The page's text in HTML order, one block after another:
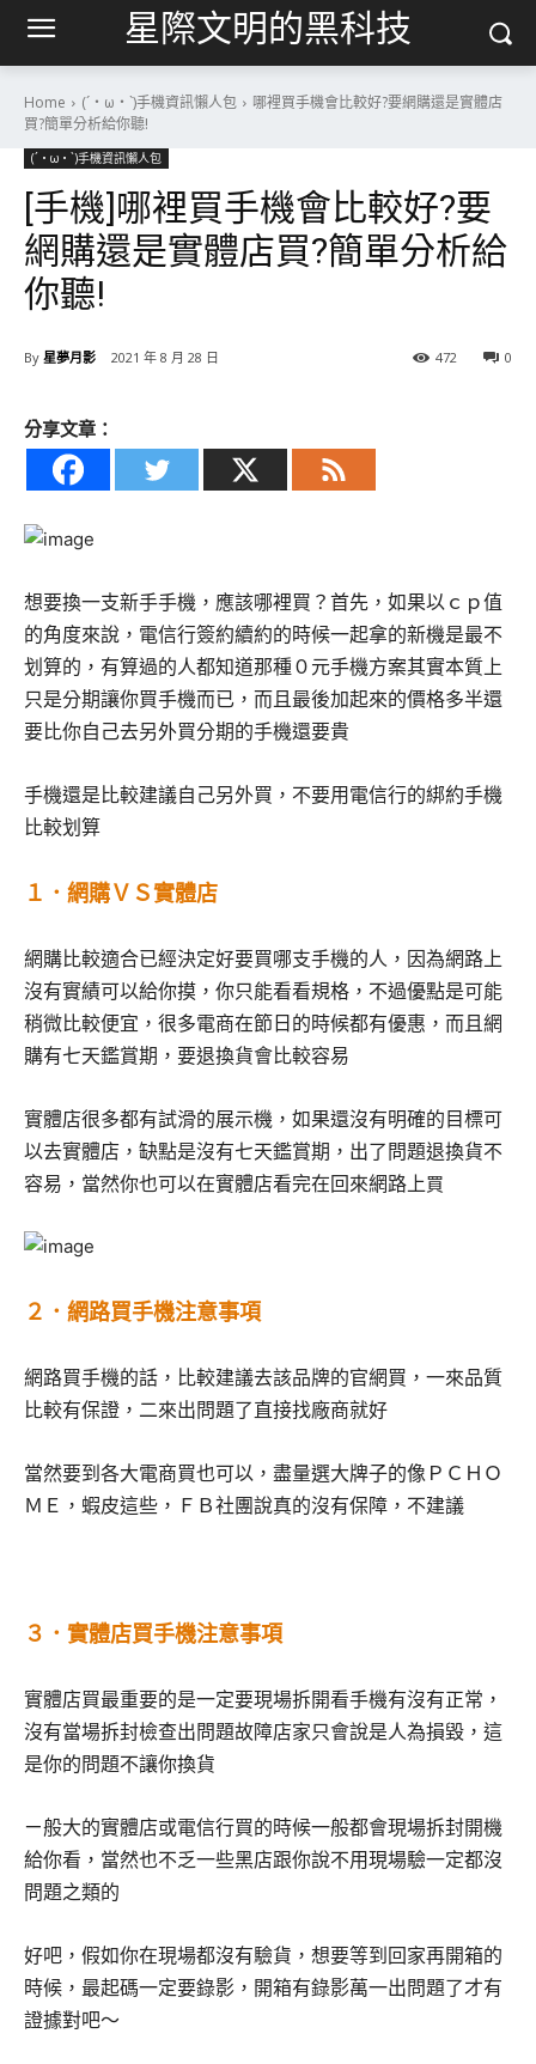
星際文明的黑科技
Home (´・ω・`)手機資訊懶人包
哪裡買手機會比較好?要網購還是實體店
買?簡單分析給你聽!
(´・ω・`)手機資訊懶人包
[手機]哪裡買手機會比較好?要
網購還是實體店買?簡單分析給
你聽!
By 星夢月影 2021 年 8 月 28 日 0
472
分享文章：
想要換一支新手手機，應該哪裡買？首先，如果以ｃｐ值
的角度來說，電信行簽約續約的時候一起拿的新機是最不
划算的，有算過的人都知道那種０元手機方案其實本質上
只是分期讓你買手機而已，而且最後加起來的價格多半還
要比你自己去另外買分期的手機還要貴
手機還是比較建議自己另外買，不要用電信行的綁約手機
比較划算
１．網購ＶＳ實體店
網購比較適合已經決定好要買哪支手機的人，因為網路上
沒有實績可以給你摸，你只能看看規格，不過優點是可能
稍微比較便宜，很多電商在節日的時候都有優惠，而且網
購有七天鑑賞期，要退換貨會比較容易
實體店很多都有試滑的展示機，如果還沒有明確的目標可
以去實體店，缺點是沒有七天鑑賞期，出了問題退換貨不
容易，當然你也可以在實體店看完在回來網路上買
２．網路買手機注意事項
網路買手機的話，比較建議去該品牌的官網買，一來品質
比較有保證，二來出問題了直接找廠商就好
當然要到各大電商買也可以，盡量選大牌子的像ＰＣＨＯ
ＭＥ，蝦皮這些，ＦＢ社團說真的沒有保障，不建議
３．實體店買手機注意事項
實體店買最重要的是一定要現場拆開看手機有沒有正常，
沒有當場拆封檢查出問題故障店家只會說是人為損毀，這
是你的問題不讓你換貨
ㄧ般大的實體店或電信行買的時候一般都會現場拆封開機
給你看，當然也不乏一些黑店跟你說不用現場驗一定都沒
問題之類的
好吧，假如你在現場都沒有驗貨，想要等到回家再開箱的
時候，最起碼一定要錄影，開箱有錄影萬一出問題了才有
證據對吧～